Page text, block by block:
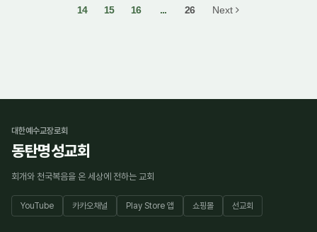
14 15 16 ... 26 Next
대한예수교장로회
동탄명성교회
회개와 천국복음을 온 세상에 전하는 교회
YouTube 카카오채널 Play Store 앱 쇼핑몰 선교회